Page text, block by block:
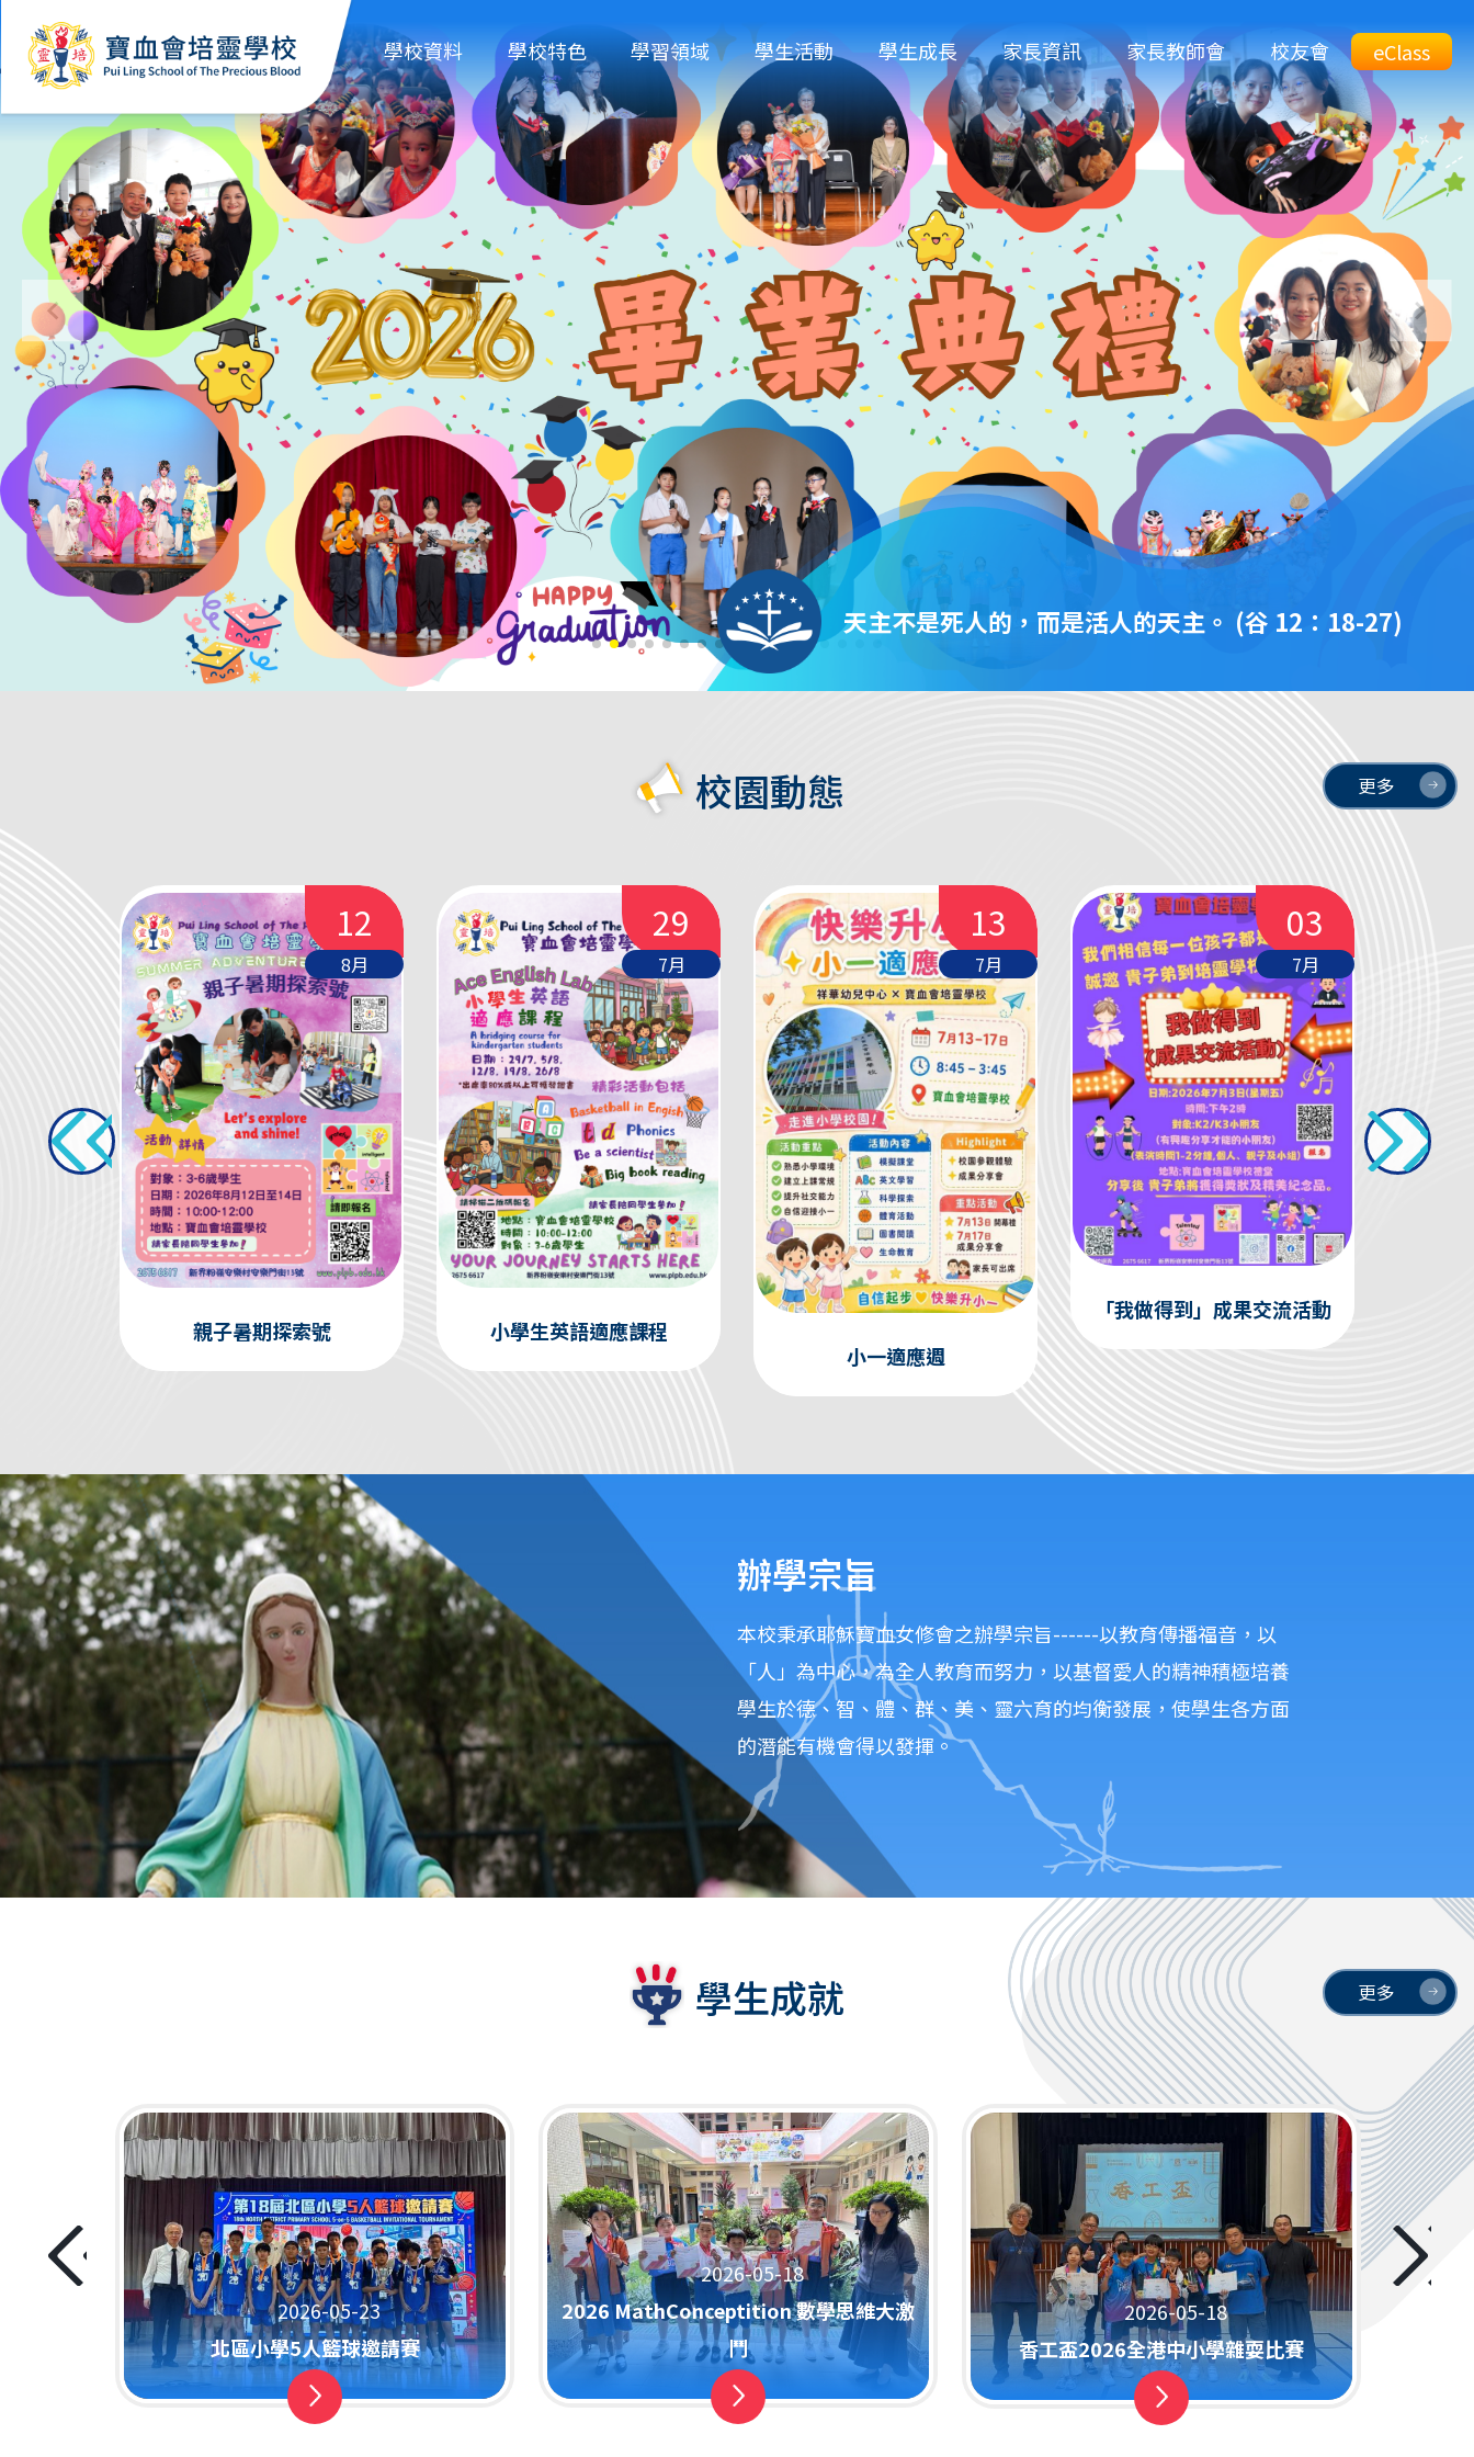
移至主內容
學校資料 學校特色 學習領域 學生活動 學生成長 家長資訊 家長教師會 校友會
Top
eClass
Btn
eClass
（依 7:14）
凡你們沒有給這些最小中的一個做的，便是沒有給我做。
(瑪 25：31-46)
天主不是死人的，而是活人的天主。 (谷 12：18-27)
校園動態
28
年聚餐
12
8月
親子暑期探索號
29
7月
小學生英語適應課程
13
7月
小一適應週
03
7月
「我做得到」成果交流活動
更多
辦學宗旨
本校秉承耶穌寶血女修會之辦學宗旨------以教育傳播福音，以
「人」為中心，為全人教育而努力，以基督愛人的精神積極培養
學生於德、智、體、群、美、靈六育的均衡發展，使學生各方面
的潛能有機會得以發揮。
學生成就
2026-05-23
北區小學5人籃球邀請賽
2026-05-18
2026 MathConceptition 數學思維大激
鬥
2026-05-18
香工盃2026全港中小學雜耍比賽
更多